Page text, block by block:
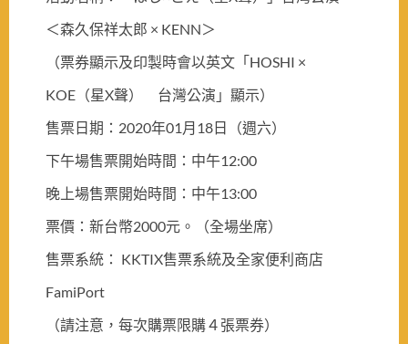
＜森久保祥太郎 × KENN＞
（票券顯示及印製時會以英文「HOSHI ×
KOE（星X聲） 台灣公演」顯示）
售票日期：2020年01月18日（週六）
下午場售票開始時間：中午12:00
晚上場售票開始時間：中午13:00
票價：新台幣2000元。（全場坐席）
售票系統： KKTIX售票系統及全家便利商店
FamiPort
（請注意，每次購票限購４張票券）